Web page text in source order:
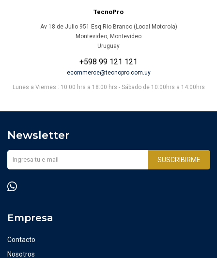
TecnoPro
Av 18 de Julio 951 Esq Rio Branco (Local Motorola)
Montevideo, Montevideo
Uruguay
+598 99 121 121
ecommerce@tecnopro.com.uy
Lunes a Viernes : 10:00 hrs a 18:00 hrs - Sábado de 10:00hrs a 14:00hrs
Empresa
Contacto
Nosotros
Newsletter
SUSCRIBIRME
